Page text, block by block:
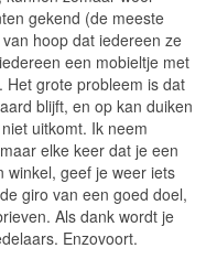
gekend (de meeste
hoop dat iedereen ze
een mobieltje met
Het grote probleem is dat
blijft, en op kan duiken
uitkomt. Ik neem
elke keer dat je een
winkel, geef je weer iets
giro van een goed doel,
Als dank wordt je
Enzovoort.